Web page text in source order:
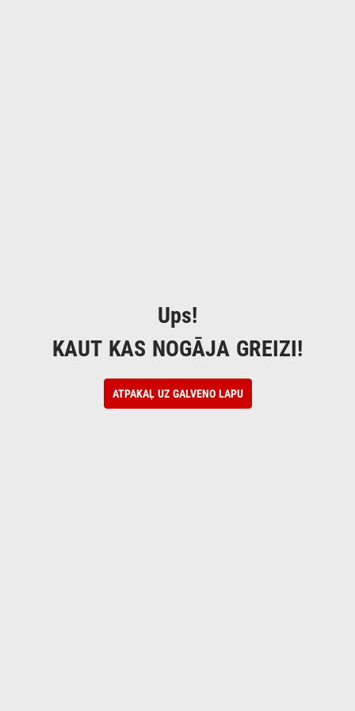
Ups!
KAUT KAS NOGĀJA GREIZI!
ATPAKAĻ UZ GALVENO LAPU